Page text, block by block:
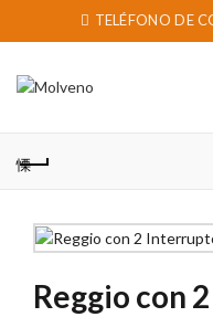
TELÉFONO DE
Reggio con